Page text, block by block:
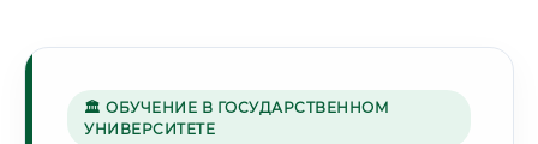
🏛 ОБУЧЕНИЕ В ГОСУДАРСТВЕННОМ
УНИВЕРСИТЕТЕ